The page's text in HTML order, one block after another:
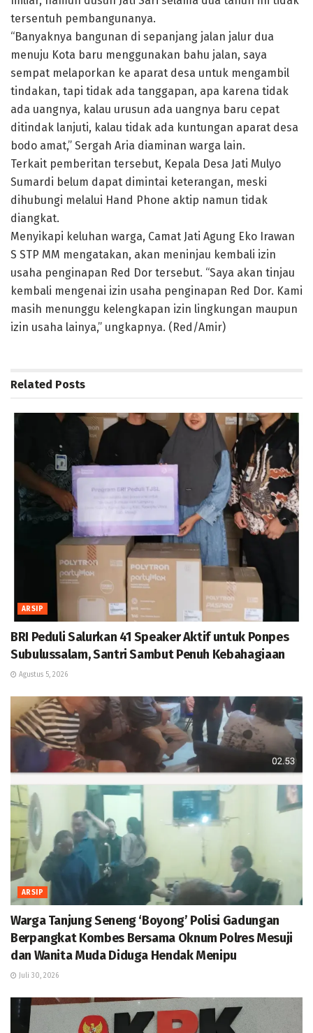
tersentuh pembangunanya.
“Banyaknya bangunan di sepanjang jalan jalur dua
menuju Kota baru menggunakan bahu jalan, saya
sempat melaporkan ke aparat desa untuk mengambil
tindakan, tapi tidak ada tanggapan, apa karena tidak
ada uangnya, kalau urusun ada uangnya baru cepat
ditindak lanjuti, kalau tidak ada kuntungan aparat desa
bodo amat,” Sergah Aria diaminan warga lain.
Terkait pemberitan tersebut, Kepala Desa Jati Mulyo
Sumardi belum dapat dimintai keterangan, meski
dihubungi melalui Hand Phone aktip namun tidak
diangkat.
Menyikapi keluhan warga, Camat Jati Agung Eko Irawan
S STP MM mengatakan, akan meninjau kembali izin
usaha penginapan Red Dor tersebut. “Saya akan tinjau
kembali mengenai izin usaha penginapan Red Dor. Kami
masih menunggu kelengkapan izin lingkungan maupun
izin usaha lainya,” ungkapnya. (Red/Amir)
Related Posts
ARSIP
BRI Peduli Salurkan 41 Speaker Aktif untuk Ponpes
Subulussalam, Santri Sambut Penuh Kebahagiaan
Agustus 5, 2026
ARSIP
Warga Tanjung Seneng ‘Boyong’ Polisi Gadungan
Berpangkat Kombes Bersama Oknum Polres Mesuji
dan Wanita Muda Diduga Hendak Menipu
Juli 30, 2026